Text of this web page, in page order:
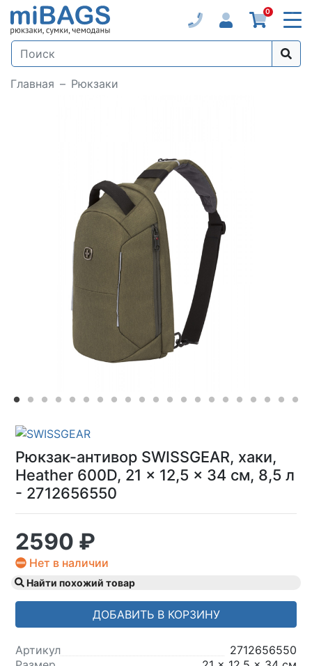
0
Главная Рюкзаки
Loading...
Рюкзак-антивор SWISSGEAR, хаки,
Heather 600D, 21 x 12,5 x 34 см, 8,5 л
- 2712656550
2590 ₽
Нет в наличии
Найти похожий товар
ДОБАВИТЬ В КОРЗИНУ
Артикул
2712656550